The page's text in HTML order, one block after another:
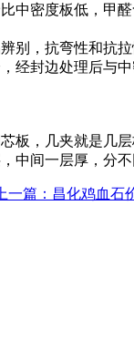
中密度板低，甲
，抗弯性和抗拉
封边处理后与中
，几夹就是几层
间一层厚，分不
上一篇：昌化鸡血石